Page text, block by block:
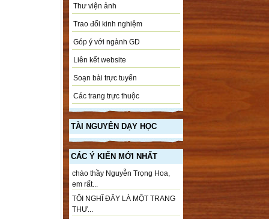
Thư viện ảnh
Trao đổi kinh nghiệm
Góp ý với ngành GD
Liên kết website
Soạn bài trực tuyến
Các trang trực thuộc
TÀI NGUYÊN DẠY HỌC
CÁC Ý KIẾN MỚI NHẤT
chào thầy Nguyễn Trọng Hoa,
em rất...
TÔI NGHĨ ĐÂY LÀ MỘT TRANG
THƯ...